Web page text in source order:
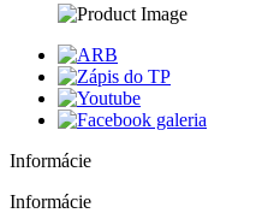
Informácie
Informácie